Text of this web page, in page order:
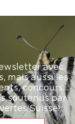
avec
mais aussi les
concours…
soutenus par
Suisse!